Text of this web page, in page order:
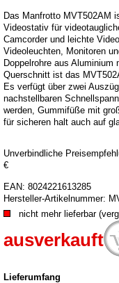
Das Manfrotto MVT502AM
Videostativ für
Camcorder und leichte
Videoleuchten, Monitoren
Doppelrohre aus Aluminium
Querschnitt ist das
Es verfügt über zwei
nachstellbaren
werden, Gummifüße mit
für sicheren halt auch auf
Unverbindliche
€
EAN: 8024221613285
Hersteller-Artikelnummer:
nicht mehr lieferbar
ausverkauft
Lieferumfang